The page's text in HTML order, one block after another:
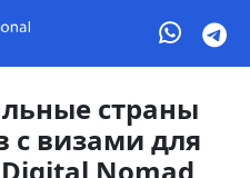
страны
с визами для